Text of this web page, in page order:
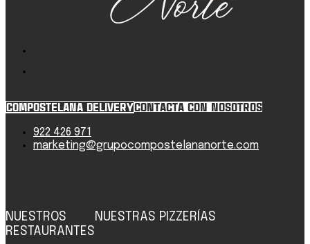
COMPOSTELANA DELIVERYCONTACTA CON NOSOTROS
922 426 971
marketing@grupocompostelananorte.com
NUESTROS
RESTAURANTES
NUESTRAS PIZZERÍAS